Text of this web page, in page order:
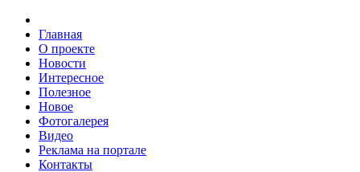
Главная
О проекте
Новости
Интересное
Полезное
Новое
Фотогалерея
Видео
Реклама на портале
Контакты